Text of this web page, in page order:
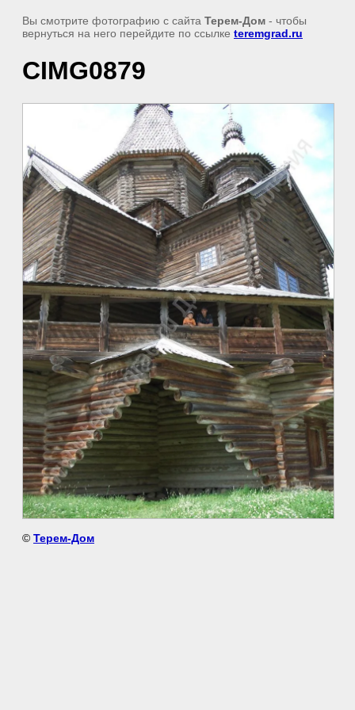
Вы смотрите фотографию с сайта Терем-Дом - чтобы
вернуться на него перейдите по ссылке teremgrad.ru
CIMG0879
© Терем-Дом